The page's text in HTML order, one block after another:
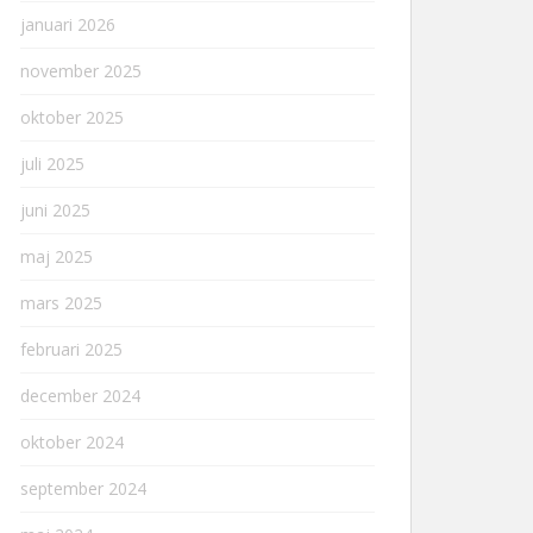
januari 2026
november 2025
oktober 2025
juli 2025
juni 2025
maj 2025
mars 2025
februari 2025
december 2024
oktober 2024
september 2024